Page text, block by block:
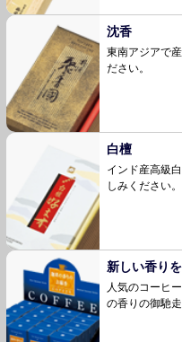
沈香
東南アジアで
ださい。
白檀
インド産高級
しみください。
新しい香り
人気のコーヒ
の香りの御馳